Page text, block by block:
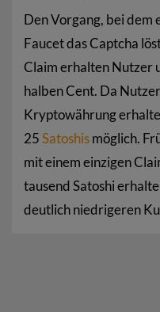
Den Vorgang, bei
Faucet das Captcha
Claim erhalten Nutzer
halben Cent. Da
Kryptowährung
25Satoshismöglich.
mit einem einzigen
tausend Satoshi
deutlich niedrigeren